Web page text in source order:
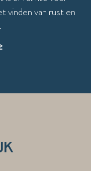
vinden van rust en